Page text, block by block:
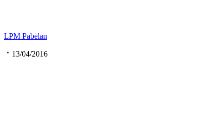
LPM Pabelan
13/04/2016